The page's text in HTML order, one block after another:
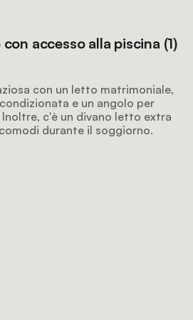
accesso alla piscina (1)
con un letto matrimoniale,
e un angolo per
c'è un divano letto extra
durante il soggiorno.